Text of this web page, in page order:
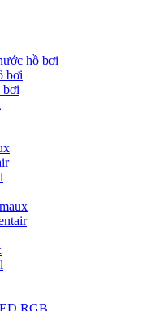
hồ bơi
bơi
bơi
RGB